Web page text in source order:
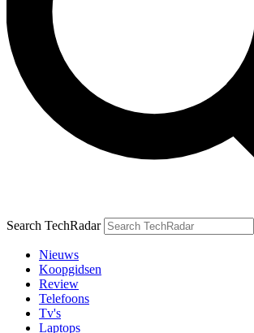
Search TechRadar
Nieuws
Koopgidsen
Review
Telefoons
Tv's
Laptops